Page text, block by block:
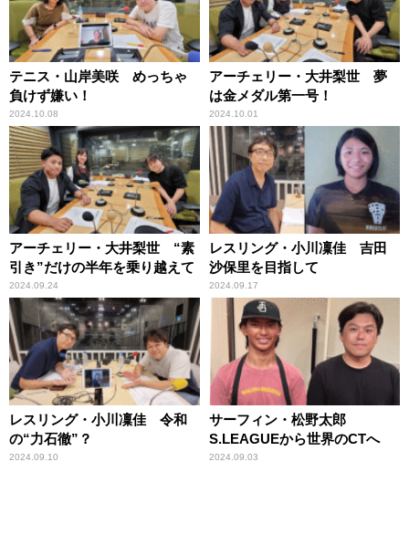
テニス・山岸美咲 めっちゃ
負けず嫌い！
2024.10.08
アーチェリー・大井梨世 夢
は金メダル第一号！
2024.10.01
アーチェリー・大井梨世 “素
引き”だけの半年を乗り越えて
2024.09.24
レスリング・小川凜佳 吉田
沙保里を目指して
2024.09.17
レスリング・小川凜佳 令和
の“力石徹”？
2024.09.10
サーフィン・松野太郎
S.LEAGUEから世界のCTへ
2024.09.03